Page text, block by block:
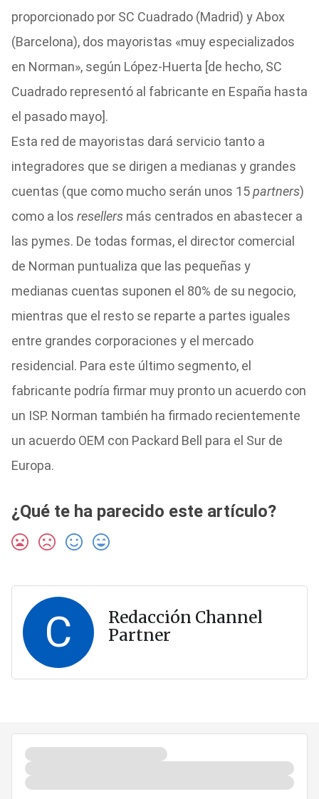
proporcionado por SC Cuadrado (Madrid) y Abox
(Barcelona), dos mayoristas «muy especializados
en Norman», según López-Huerta [de hecho, SC
Cuadrado representó al fabricante en España hasta
el pasado mayo].
Esta red de mayoristas dará servicio tanto a
integradores que se dirigen a medianas y grandes
cuentas (que como mucho serán unos 15partners)
como a los resellersmás centrados en abastecer a
las pymes. De todas formas, el director comercial
de Norman puntualiza que las pequeñas y
medianas cuentas suponen el 80% de su negocio,
mientras que el resto se reparte a partes iguales
entre grandes corporaciones y el mercado
residencial. Para este último segmento, el
fabricante podría firmar muy pronto un acuerdo con
un ISP. Norman también ha firmado recientemente
un acuerdo OEM con Packard Bell para el Sur de
Europa.
¿Qué te ha parecido este artículo?
C
Redacción Channel
Partner